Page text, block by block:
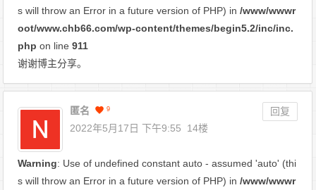
s will throw an Error in a future version of PHP) in/www/wwwr
oot/www.chb66.com/wp-content/themes/begin5.2/inc/inc.
php on line911
谢谢博主分享。
匿名 9
回复
2022年5月17日 下午9:55
14楼
Warning: Use of undefined constant auto - assumed 'auto' (thi
s will throw an Error in a future version of PHP) in/www/wwwr